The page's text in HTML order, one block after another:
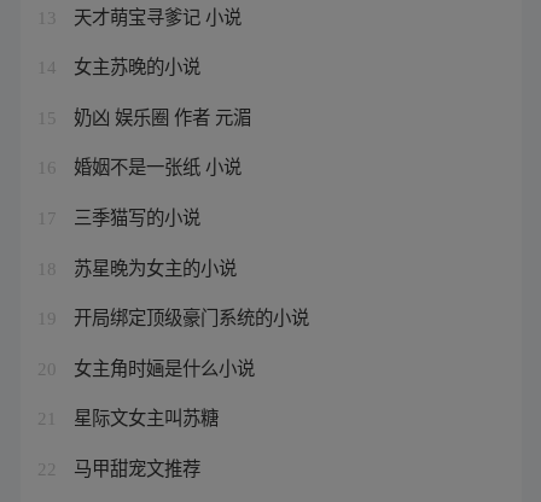
13 天才萌宝寻爹记 小说
14 女主苏晚的小说
15 奶凶 娱乐圈 作者 元湄
16 婚姻不是一张纸 小说
17 三季猫写的小说
18 苏星晚为女主的小说
19 开局绑定顶级豪门系统的小说
20 女主角时婳是什么小说
21 星际文女主叫苏糖
22 马甲甜宠文推荐